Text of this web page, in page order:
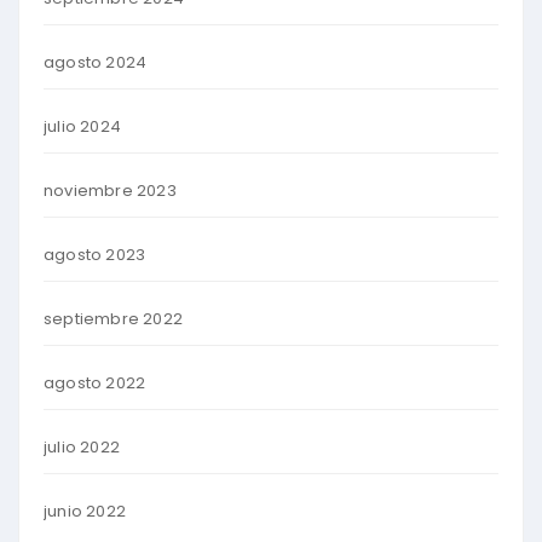
agosto 2024
julio 2024
noviembre 2023
agosto 2023
septiembre 2022
agosto 2022
julio 2022
junio 2022